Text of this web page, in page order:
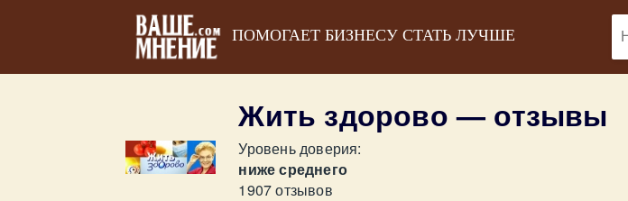
ПОМОГАЕТ БИЗНЕСУ СТАТЬ ЛУЧШЕ
Жить здорово — отзывы
Уровень доверия:
ниже среднего
1907 отзывов